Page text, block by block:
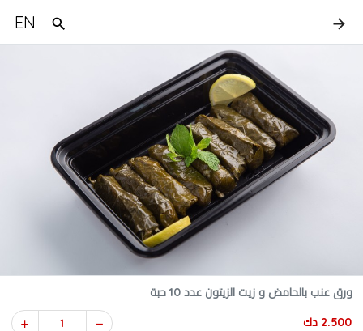
EN
ورق عنب بالحامض و زيت الزيتون عدد 10 حبة
2.500 دك 1